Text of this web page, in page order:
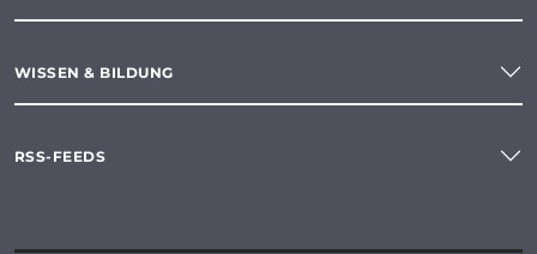
WISSEN & BILDUNG
RSS-FEEDS